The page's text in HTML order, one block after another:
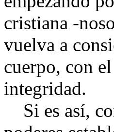
cristiana -
vuelva a
cuerpo, con
integridad.
Si es así,